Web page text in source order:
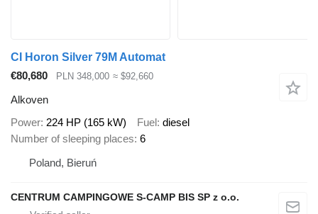
CI Horon Silver 79M Automat
€80,680
PLN 348,000 ≈ $92,660
Alkoven
Power 224 HP (165 kW) Fuel diesel
Number of sleeping places 6
Poland, Bieruń
CENTRUM CAMPINGOWE S-CAMP BIS SP z o.o.